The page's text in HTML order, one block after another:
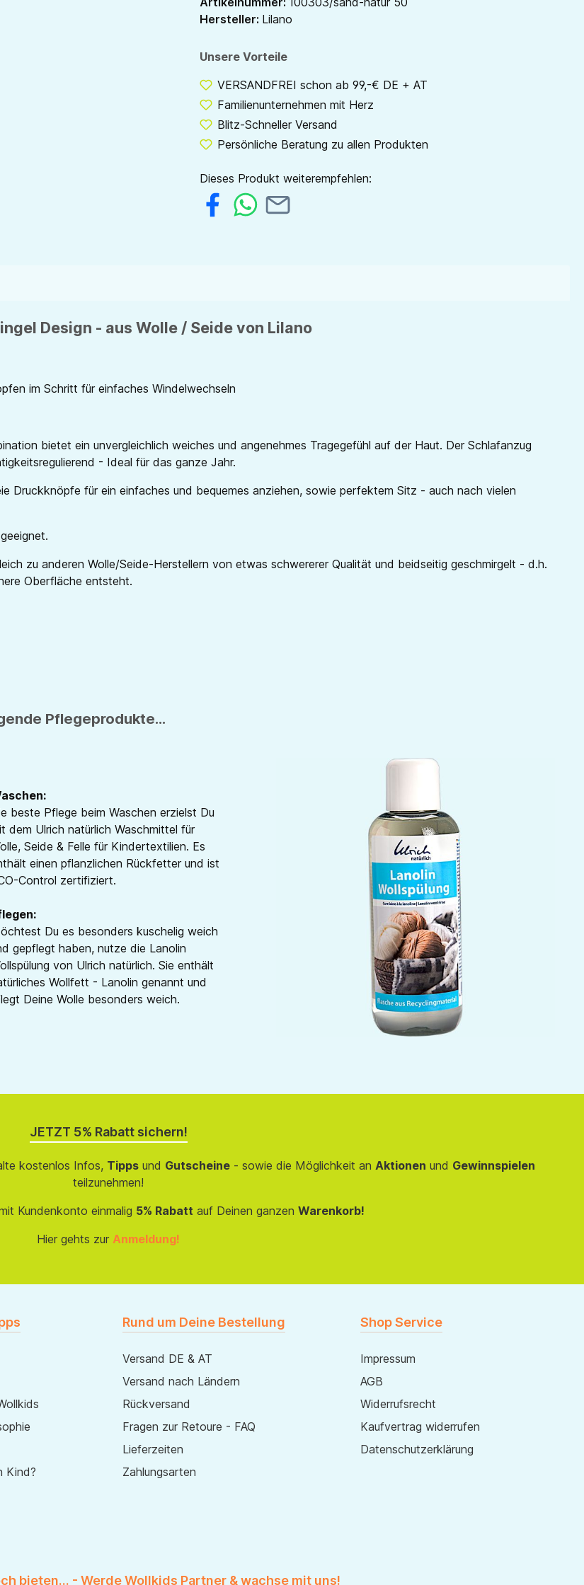
Hersteller: Lilano
Unsere Vorteile
VERSANDFREI schon ab 99,-€ DE + AT
Familienunternehmen mit Herz
Blitz-Schneller Versand
Persönliche Beratung zu allen Produkten
Dieses Produkt weiterempfehlen:
Design - aus Wolle / Seide von Lilano
im Schritt für einfaches Windelwechseln
bietet ein unvergleichlich weiches und angenehmes Tragegefühl auf der Haut. Der Schlafanzug
- Ideal für das ganze Jahr.
Druckknöpfe für ein einfaches und bequemes anziehen, sowie perfektem Sitz - auch nach vielen
zu anderen Wolle/Seide-Herstellern von etwas schwererer Qualität und beidseitig geschmirgelt - d.h.
Oberfläche entsteht.
Pflegeprodukte...
beste Pflege beim Waschen erzielst Du
dem Ulrich natürlich Waschmittel für
Seide & Felle für Kindertextilien. Es
einen pflanzlichen Rückfetter und ist
Control zertifiziert.
Du es besonders kuschelig weich
gepflegt haben, nutze die Lanolin
von Ulrich natürlich. Sie enthält
Wollfett - Lanolin genannt und
Deine Wolle besonders weich.
JETZT 5% Rabatt sichern!
kostenlos Infos, Tippsund Gutscheine- sowie die Möglichkeit an Aktionen und Gewinnspielen
teilzunehmen!
Kundenkonto einmalig 5% Rabatt auf Deinen ganzen Warenkorb!
Hier gehts zur Anmeldung!
Kind?
Rund um Deine Bestellung
Versand DE & AT
Versand nach Ländern
Rückversand
Fragen zur Retoure - FAQ
Lieferzeiten
Zahlungsarten
Shop Service
Impressum
AGB
Widerrufsrecht
Kaufvertrag widerrufen
Datenschutzerklärung
bieten... - Werde Wollkids Partner & wachse mit uns!